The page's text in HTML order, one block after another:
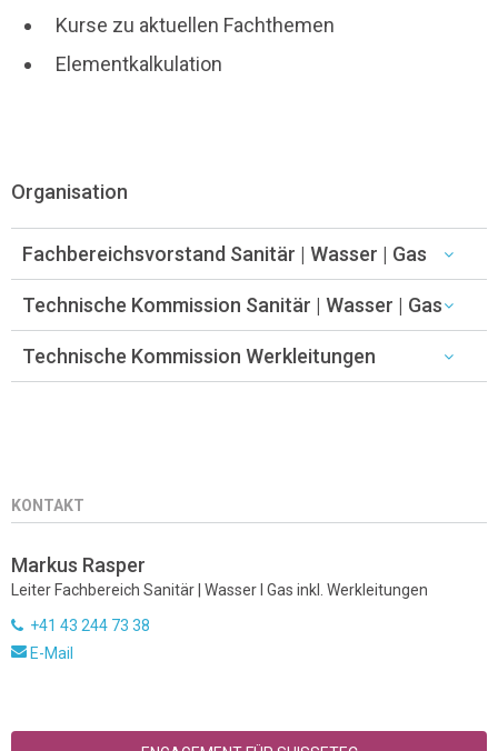
Kurse zu aktuellen Fachthemen
Elementkalkulation
Organisation
Fachbereichsvorstand Sanitär | Wasser | Gas
Technische Kommission Sanitär | Wasser | Gas
Technische Kommission Werkleitungen
KONTAKT
Markus Rasper
Leiter Fachbereich Sanitär | Wasser I Gas inkl. Werkleitungen
+41 43 244 73 38
E-Mail